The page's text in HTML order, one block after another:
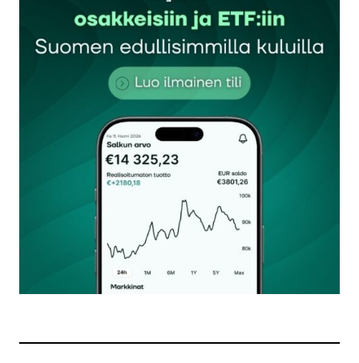
90-luvun lama johtui osavaltio suomen
laittamisesta EU ja euro kuntoon, myös korkeat
korot olivat euroon siirtymisen aiheuttamaa.
Nykyistä valtion velkaa ei olisi, jo ei olisi EU-
31.1.2020 at 16:37
kirjautua
rekisteröityä